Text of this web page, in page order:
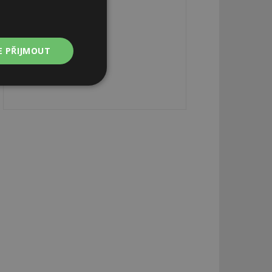
PŘIJMOUT
Nezařazené
správa účtu.
informoval